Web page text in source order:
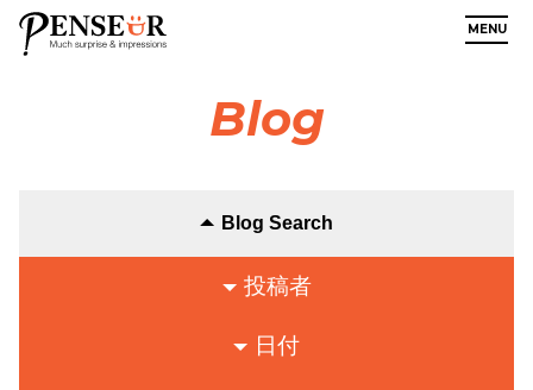
Blog
Blog Search
投稿者
日付